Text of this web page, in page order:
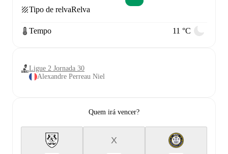
Tipo de relvaRelva
Tempo 11 °C
Ligue 2 Jornada 30
Alexandre Perreau Niel
Quem irá vencer?
X